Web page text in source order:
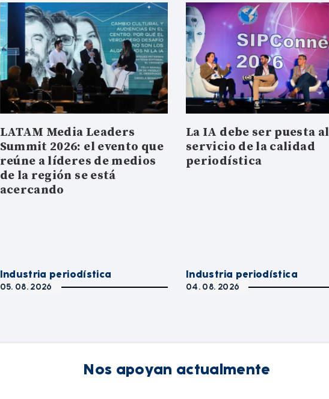
LATAM Media Leaders
Summit 2026: el evento que
reúne a líderes de medios
de la región se está
acercando
Industria periodística
05. 08. 2026
La IA debe ser puesta al
servicio de la calidad
periodística
Industria periodística
04. 08. 2026
Nos apoyan actualmente